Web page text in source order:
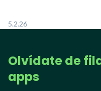
5.2.26
Olvídate de
apps